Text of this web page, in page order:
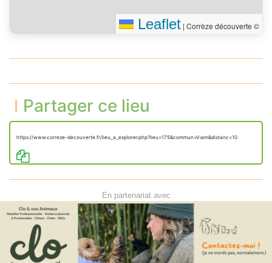
Leaflet | Corrèze découverte ©
Partager ce lieu
https://www.correze-decouverte.fr/lieu_a_explorer.php?lieu=175&commun=Viam&distanc=10
En partenariat avec